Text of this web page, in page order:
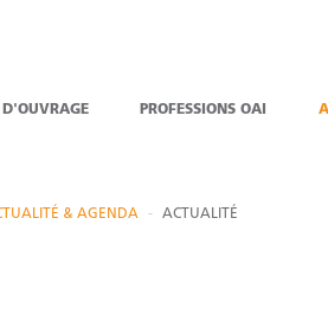
D'OUVRAGE PROFESSIONS OAI
& AGENDA ACTUALITÉ